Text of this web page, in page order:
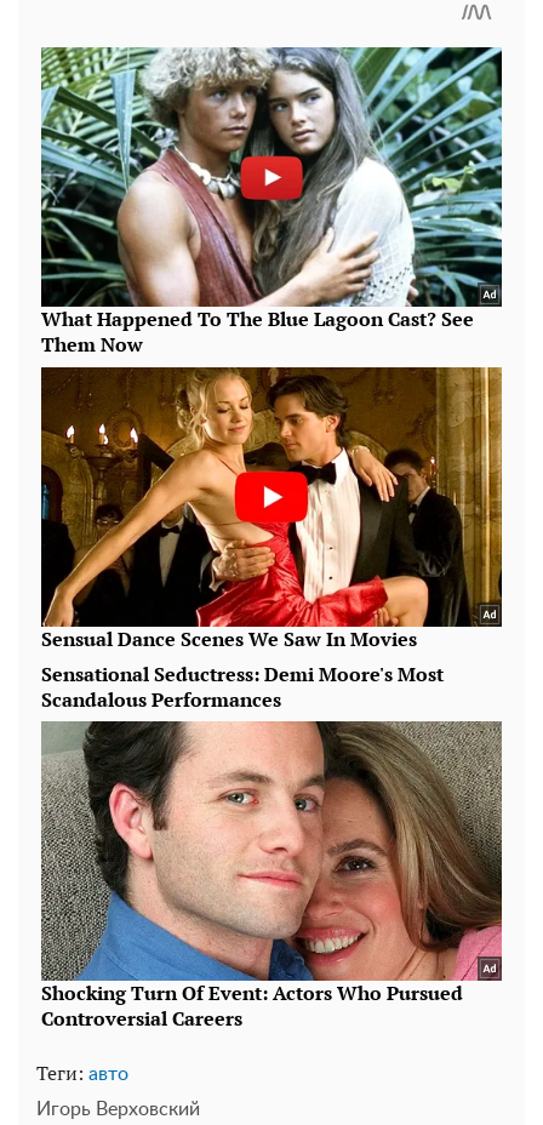
Теги: авто
Игорь Верховский